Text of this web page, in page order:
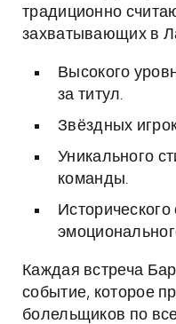
традиционно
захватывающих в
Высокого
за титул.
Звёздных
Уникального
команды.
Каждая встреча
событие, которое
болельщиков по